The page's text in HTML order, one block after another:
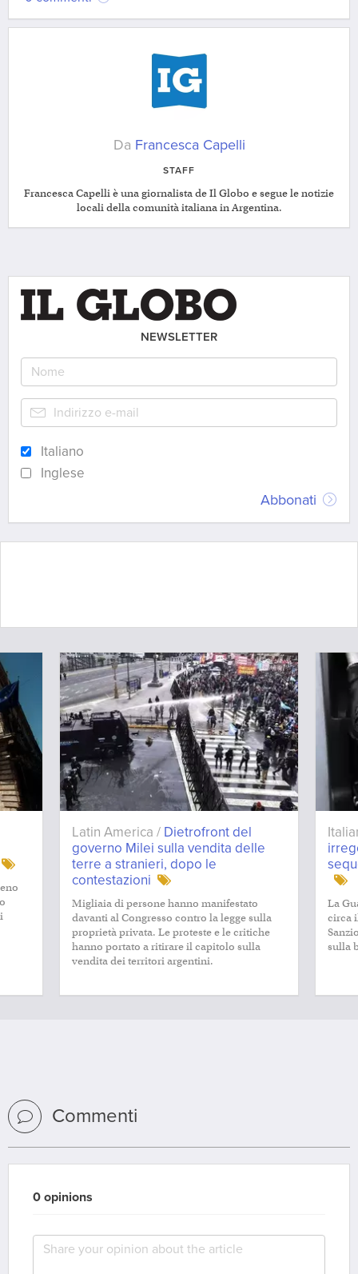
Da Francesca Capelli
STAFF
Francesca Capelli è una giornalista de Il Globo e segue le notizie
locali della comunità italiana in Argentina.
NEWSLETTER
Italiano
Inglese
Abbonati
Latin America / Dietrofront del
governo Milei sulla vendita delle
terre a stranieri, dopo le
contestazioni
Migliaia di persone hanno manifestato
davanti al Congresso contro la legge sulla
proprietà privata. Le proteste e le critiche
hanno portato a ritirare il capitolo sulla
vendita dei territori argentini.
La
circa
sulla
Commenti
0 opinions